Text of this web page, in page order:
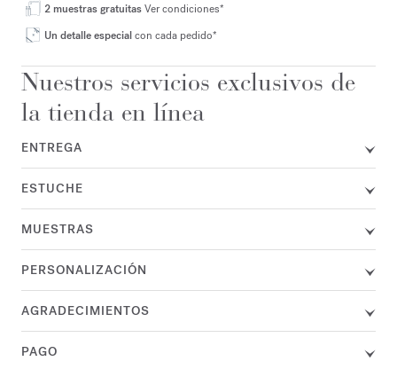
2 muestras gratuitasVer condiciones*
Un detalle especialcon cada pedido*
Nuestros servicios exclusivos de
la tienda en línea
ENTREGA
ESTUCHE
MUESTRAS
PERSONALIZACIÓN
AGRADECIMIENTOS
PAGO